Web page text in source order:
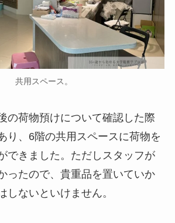
共用スペース。
の荷物預けについて確認した際
り、6階の共用スペースに荷物を
できました。ただしスタッフが
ったので、貴重品を置いていか
しないといけません。